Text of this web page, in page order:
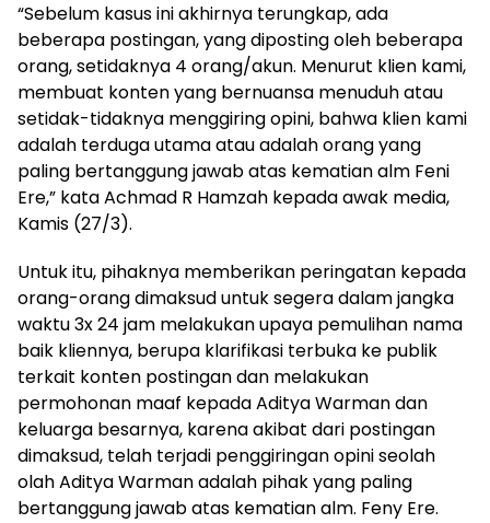
“Sebelum kasus ini akhirnya terungkap, ada
beberapa postingan, yang diposting oleh beberapa
orang, setidaknya 4 orang/akun. Menurut klien kami,
membuat konten yang bernuansa menuduh atau
setidak-tidaknya menggiring opini, bahwa klien kami
adalah terduga utama atau adalah orang yang
paling bertanggung jawab atas kematian alm Feni
Ere,” kata Achmad R Hamzah kepada awak media,
Kamis (27/3).
Untuk itu, pihaknya memberikan peringatan kepada
orang-orang dimaksud untuk segera dalam jangka
waktu 3x 24 jam melakukan upaya pemulihan nama
baik kliennya, berupa klarifikasi terbuka ke publik
terkait konten postingan dan melakukan
permohonan maaf kepada Aditya Warman dan
keluarga besarnya, karena akibat dari postingan
dimaksud, telah terjadi penggiringan opini seolah
olah Aditya Warman adalah pihak yang paling
bertanggung jawab atas kematian alm. Feny Ere.